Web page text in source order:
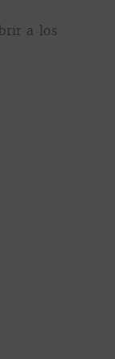
a los